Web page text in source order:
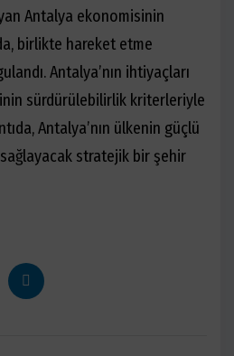
Antalya ekonomisinin
birlikte hareket etme
Antalya’nın ihtiyaçları
sürdürülebilirlik kriterleriyle
Antalya’nın ülkenin güçlü
stratejik bir şehir